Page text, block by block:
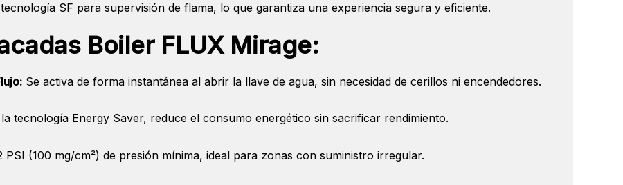
SF para supervisión de flama, lo que garantiza una experiencia segura y eficiente.
Boiler FLUX Mirage:
Se activa de forma instantánea al abrir la llave de agua, sin necesidad de cerillos ni encendedores.
tecnología Energy Saver, reduce el consumo energético sin sacrificar rendimiento.
PSI (100 mg/cm²) de presión mínima, ideal para zonas con suministro irregular.